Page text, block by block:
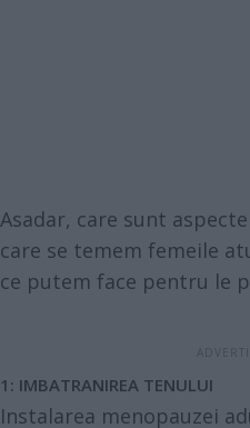
Asadar, care sunt
care se temem femeile
ce putem face pentru le
1: IMBATRANIREA TENULUI
Instalarea menopauzei